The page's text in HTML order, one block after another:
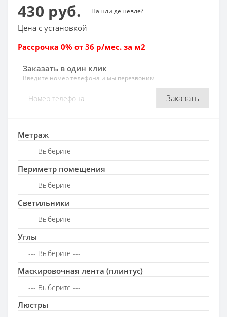
430 руб. Нашли дешевле?
Цена с установкой
Рассрочка 0% от 36 р/мес. за м2
Заказать в один клик
Введите номер телефона и мы перезвоним
Заказать
Метраж
Периметр помещения
Светильники
Углы
Маскировочная лента (плинтус)
Люстры